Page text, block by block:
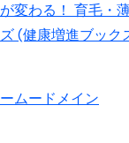
変わる！ 育毛・
(健康増進ブック
ムードメイン